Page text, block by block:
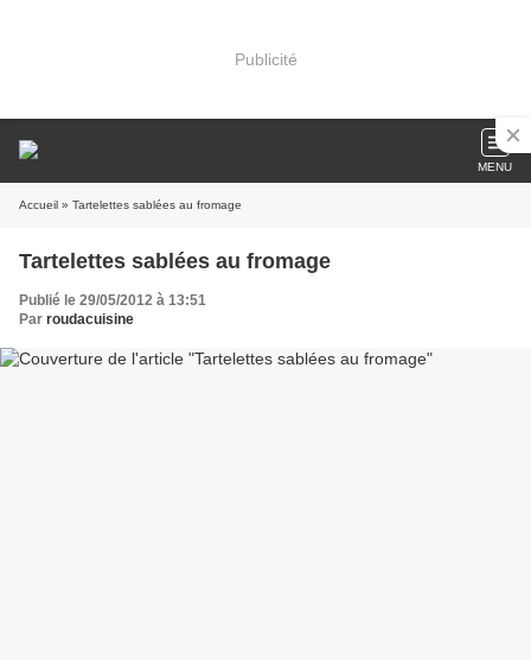
Publicité
MENU
Accueil » Tartelettes sablées au fromage
Tartelettes sablées au fromage
Publié le 29/05/2012 à 13:51
Par roudacuisine